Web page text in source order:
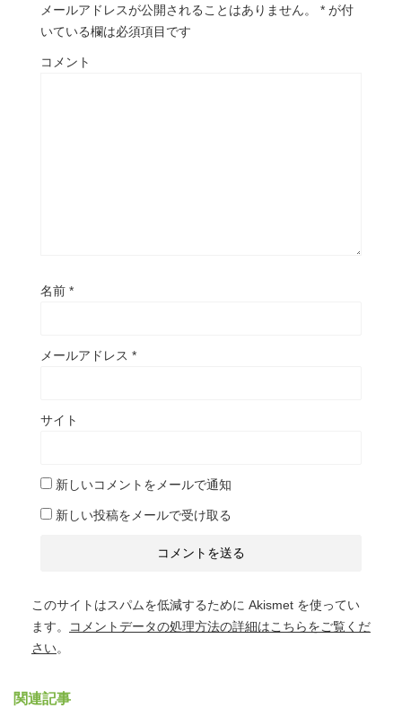
メールアドレスが公開されることはありません。 * が付
いている欄は必須項目です
コメント
名前 *
メールアドレス *
サイト
新しいコメントをメールで通知
新しい投稿をメールで受け取る
このサイトはスパムを低減するために Akismet を使ってい
ます。
コメントデータの処理方法の詳細はこちらをご覧くだ
さい。
関連記事